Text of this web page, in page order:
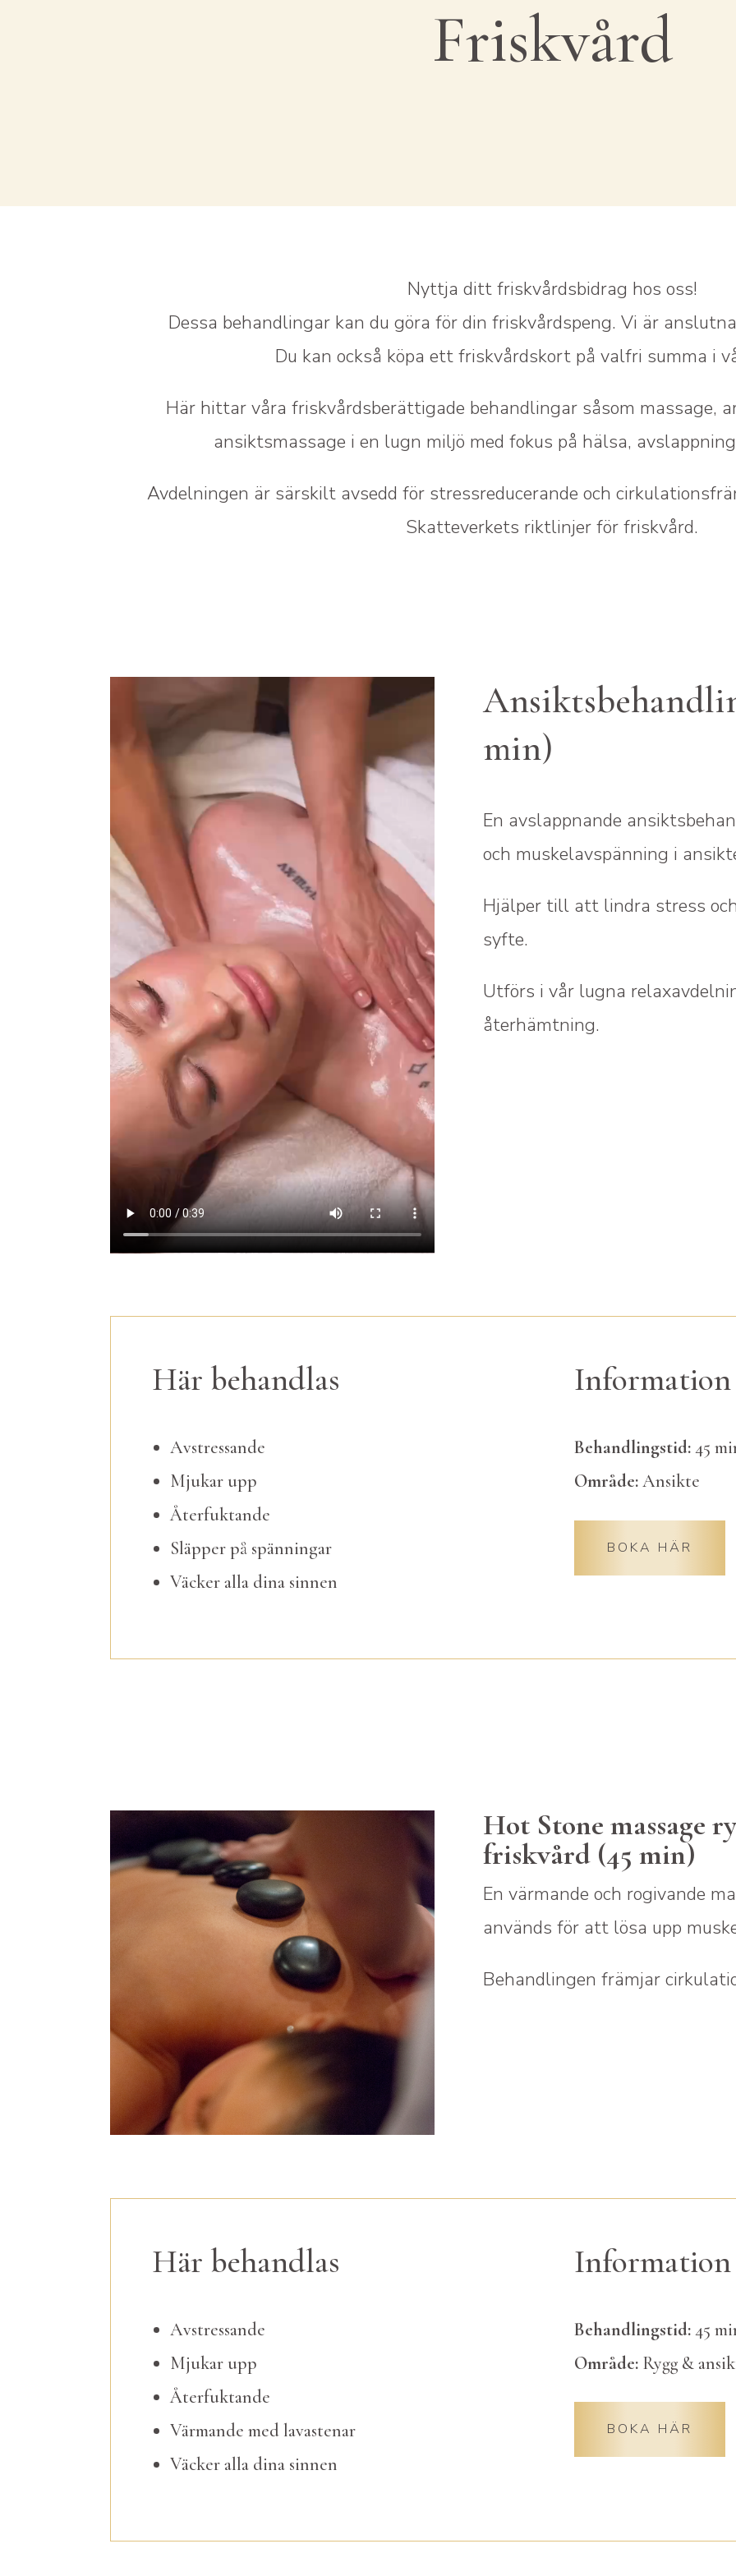
Friskvård
Nyttja ditt friskvårdsbidrag hos oss!
Dessa behandlingar kan du göra för din friskvårdspeng. Vi är
Du kan också köpa ett friskvårdskort på valfri summa i
Här hittar våra friskvårdsberättigade behandlingar såsom massage,
ansiktsmassage i en lugn miljö med fokus på hälsa,
Avdelningen är särskilt avsedd för stressreducerande och
Skatteverkets riktlinjer för friskvård.
min)
En avslappnande
och muskelavspänning i
Hjälper till att lindra stress
syfte.
Utförs i vår lugna
återhämtning.
Här behandlas
Avstressande
Mjukar upp
Återfuktande
Släpper på spänningar
Väcker alla dina sinnen
Information
Behandlingstid:45
Område:Ansikte
BOKA HÄR
Hot Stone massage
friskvård (45 min)
En värmande och rogivande
används för att lösa upp
Behandlingen främjar
Här behandlas
Avstressande
Mjukar upp
Återfuktande
Värmande med lavastenar
Väcker alla dina sinnen
Information
Behandlingstid:45
Område:Rygg &
BOKA HÄR